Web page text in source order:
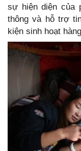
sự hiện diện của
thông và hỗ trợ
kiện sinh hoạt